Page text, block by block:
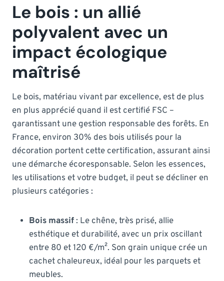
Le bois : un allié
polyvalent avec un
impact écologique
maîtrisé
Le bois, matériau vivant par excellence, est de plus
en plus apprécié quand il est certifié FSC –
garantissant une gestion responsable des forêts. En
France, environ 30% des bois utilisés pour la
décoration portent cette certification, assurant ainsi
une démarche écoresponsable. Selon les essences,
les utilisations et votre budget, il peut se décliner en
plusieurs catégories :
Bois massif: Le chêne, très prisé, allie
esthétique et durabilité, avec un prix oscillant
entre 80 et 120 €/m². Son grain unique crée un
cachet chaleureux, idéal pour les parquets et
meubles.